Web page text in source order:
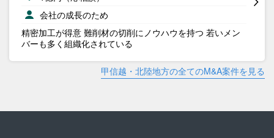
会社の成長のため
精密加工が得意 難削材の切削にノウハウを持つ 若いメン
バーも多く組織化されている
甲信越・北陸地方の全てのM&A案件を見る